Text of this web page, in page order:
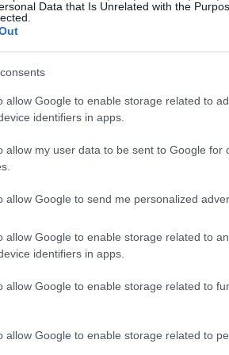
Data that Is Unrelated with the
allow Google to enable storage related to
identifiers in apps.
allow my user data to be sent to Google for
allow Google to send me personalized
allow Google to enable storage related to
identifiers in apps.
allow Google to enable storage related to
allow Google to enable storage related to
cruciale. Dopo anni
si trovano a dover
focalizzato su servizi digitali
aziende si caratterizzano per
puntando a generare valore
artificiale, l’edge computing